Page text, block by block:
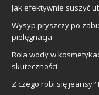
Jak efektywnie suszyć
Wysyp pryszczy po
pielęgnacja
Rola wody w
skuteczności
Z czego robi się